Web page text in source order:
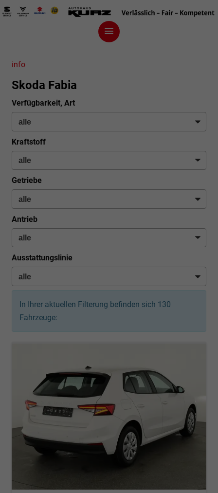
info
Skoda Fabia
Verfügbarkeit, Art
Kraftstoff
Getriebe
Antrieb
Ausstattungslinie
In Ihrer aktuellen Filterung befinden sich 130
Fahrzeuge: